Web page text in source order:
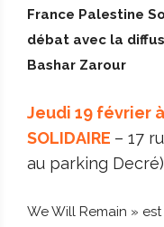
France Palestine
débat avec la
Bashar Zarour
Jeudi 19 février à
SOLIDAIRE – 17
au parking Decré)
We Will Remain »